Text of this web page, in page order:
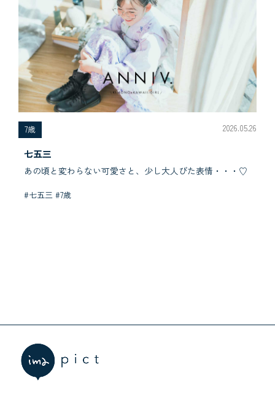
7歳 2026.05.26
七五三
あの頃と変わらない可愛さと、少し大人びた表情・・・♡
#七五三 #7歳